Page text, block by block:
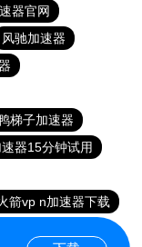
器官网
风驰加速器
梯子加速器
器15分钟试用
箭vp n加速器下载